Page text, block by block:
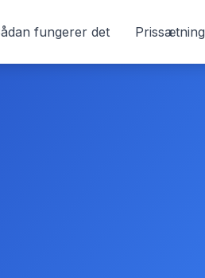
fungerer det Prissætning